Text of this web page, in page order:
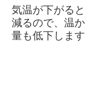
気温が下がる
減るので、温
量も低下しま